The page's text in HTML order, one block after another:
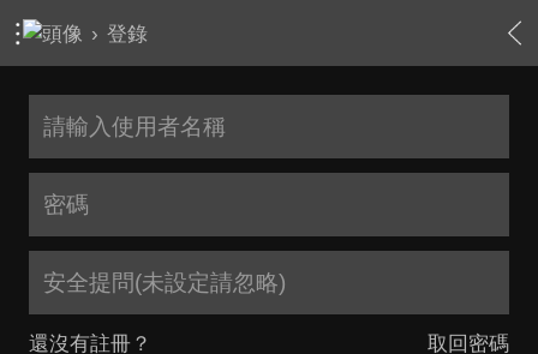
› 登錄
安全提問(未設定請忽略)
還沒有註冊？ 取回密碼